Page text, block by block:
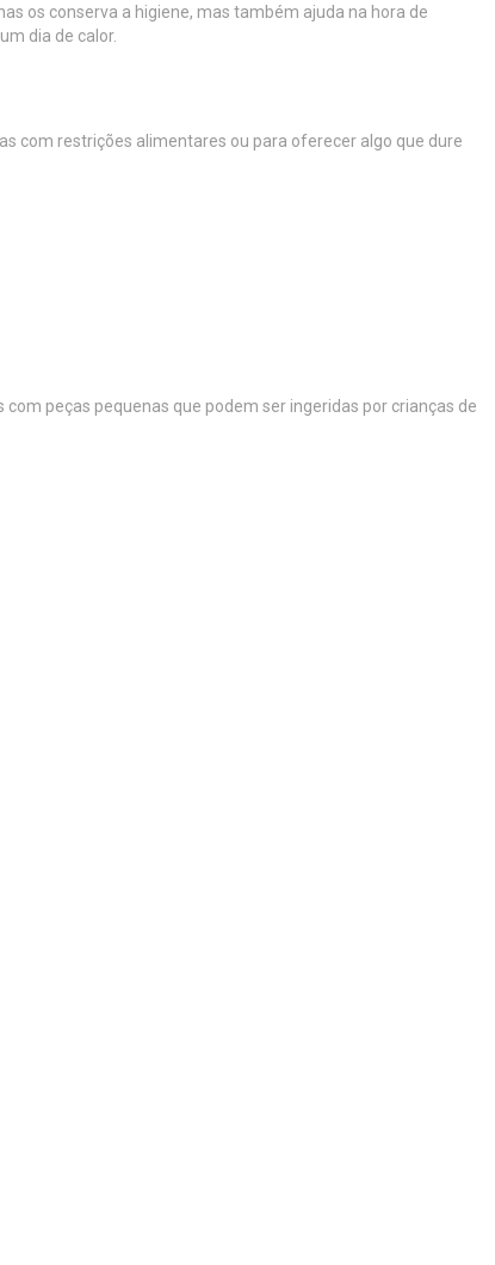
os conserva a higiene, mas também ajuda na hora de
dia de calor.
com restrições alimentares ou para oferecer algo que dure
peças pequenas que podem ser ingeridas por crianças de